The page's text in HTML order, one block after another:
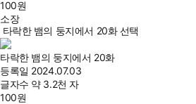
100원
소장
타락한 뱀의 둥지에서 20화 선택
타락한 뱀의 둥지에서 20화
등록일 2024.07.03
글자수 약 3.2천 자
100원